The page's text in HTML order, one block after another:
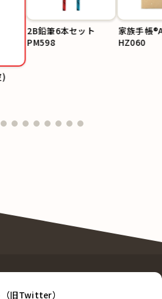
)
2B鉛筆6本セット
PM598
家族手帳
HZ060
旧Twitter）